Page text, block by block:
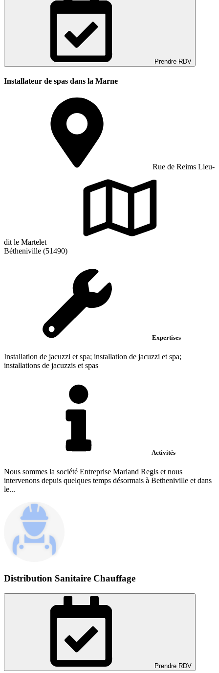
Prendre RDV
Installateur de spas dans la Marne
Rue de Reims Lieu-
dit le Martelet
Bétheniville (51490)
Expertises
Installation de jacuzzi et spa; installation de jacuzzi et spa;
installations de jacuzzis et spas
Activités
Nous sommes la société Entreprise Marland Regis et nous
intervenons depuis quelques temps désormais à Betheniville et dans
le...
Distribution Sanitaire Chauffage
Prendre RDV